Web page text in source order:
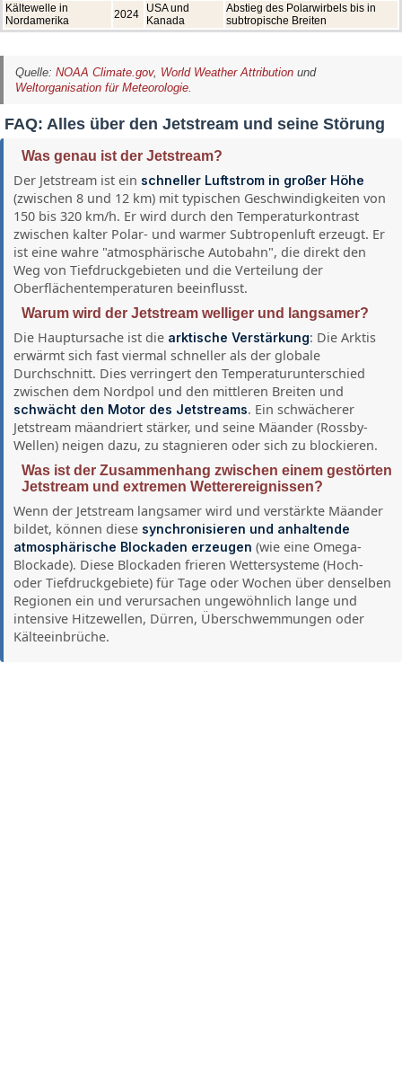
Kältewelle in
Nordamerika
2024
USA und
Kanada
Abstieg des Polarwirbels bis in
subtropische Breiten
Quelle: NOAA Climate.gov, World Weather Attributionund
Weltorganisation für Meteorologie.
FAQ: Alles über den Jetstream und seine Störung
Was genau ist der Jetstream?
Der Jetstream ist ein schneller Luftstrom in großer Höhe
(zwischen 8 und 12 km) mit typischen Geschwindigkeiten von
150 bis 320 km/h. Er wird durch den Temperaturkontrast
zwischen kalter Polar- und warmer Subtropenluft erzeugt. Er
ist eine wahre "atmosphärische Autobahn", die direkt den
Weg von Tiefdruckgebieten und die Verteilung der
Oberflächentemperaturen beeinflusst.
Warum wird der Jetstream welliger und langsamer?
Die Hauptursache ist die arktische Verstärkung: Die Arktis
erwärmt sich fast viermal schneller als der globale
Durchschnitt. Dies verringert den Temperaturunterschied
zwischen dem Nordpol und den mittleren Breiten und
schwächt den Motor des Jetstreams. Ein schwächerer
Jetstream mäandriert stärker, und seine Mäander (Rossby-
Wellen) neigen dazu, zu stagnieren oder sich zu blockieren.
Was ist der Zusammenhang zwischen einem gestörten
Jetstream und extremen Wetterereignissen?
Wenn der Jetstream langsamer wird und verstärkte Mäander
bildet, können diese synchronisieren und anhaltende
atmosphärische Blockaden erzeugen (wie eine Omega-
Blockade). Diese Blockaden frieren Wettersysteme (Hoch-
oder Tiefdruckgebiete) für Tage oder Wochen über denselben
Regionen ein und verursachen ungewöhnlich lange und
intensive Hitzewellen, Dürren, Überschwemmungen oder
Kälteeinbrüche.